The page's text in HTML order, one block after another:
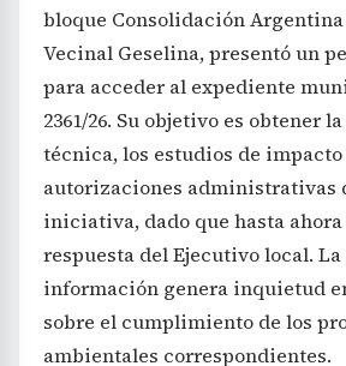
bloque Consolidación
Vecinal Geselina, presentó un
para acceder al expediente
2361/26. Su objetivo es obtener
técnica, los estudios de
autorizaciones administrativas
iniciativa, dado que hasta
respuesta del Ejecutivo local.
información genera inquietud
sobre el cumplimiento de los
ambientales correspondientes.